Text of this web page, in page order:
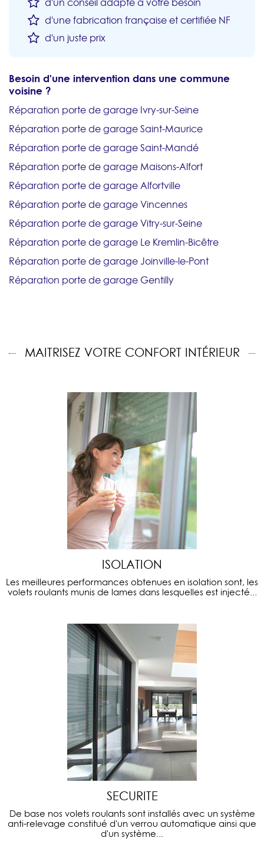
d'une fabrication française et certifiée NF
d'un juste prix
Besoin d'une intervention dans une commune
voisine ?
Réparation porte de garage Ivry-sur-Seine
Réparation porte de garage Saint-Maurice
Réparation porte de garage Saint-Mandé
Réparation porte de garage Maisons-Alfort
Réparation porte de garage Alfortville
Réparation porte de garage Vincennes
Réparation porte de garage Vitry-sur-Seine
Réparation porte de garage Le Kremlin-Bicêtre
Réparation porte de garage Joinville-le-Pont
Réparation porte de garage Gentilly
MAITRISEZ VOTRE CONFORT INTÉRIEUR
ISOLATION
Les meilleures performances obtenues en isolation sont, les
volets roulants munis de lames dans lesquelles est injecté...
SECURITE
De base nos volets roulants sont installés avec un système
anti-relevage constitué d'un verrou automatique ainsi que
d'un système...